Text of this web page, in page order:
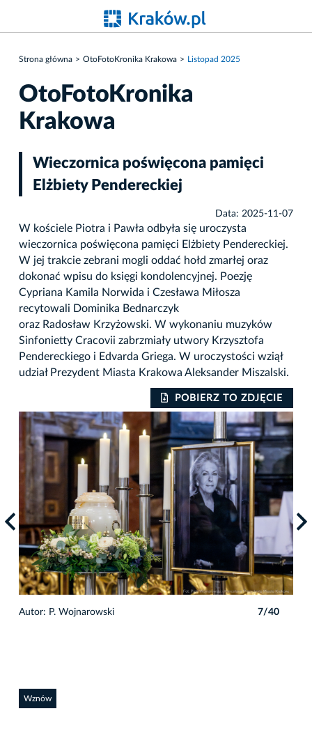
Strona główna OtoFotoKronika Krakowa Listopad 2025
OtoFotoKronika
Krakowa
Wieczornica poświęcona pamięci
Elżbiety Pendereckiej
Data: 2025-11-07
W kościele Piotra i Pawła odbyła się uroczysta
wieczornica poświęcona pamięci Elżbiety Pendereckiej.
W jej trakcie zebrani mogli oddać hołd zmarłej oraz
dokonać wpisu do księgi kondolencyjnej. Poezję
Cypriana Kamila Norwida i Czesława Miłosza
recytowali Dominika Bednarczyk
oraz Radosław Krzyżowski. W wykonaniu muzyków
Sinfonietty Cracovii zabrzmiały utwory Krzysztofa
Pendereckiego i Edvarda Griega. W uroczystości wziął
udział Prezydent Miasta Krakowa Aleksander Miszalski.
POBIERZ TO ZDJĘCIE
Autor: P. Wojnarowski 7/40
Wznów